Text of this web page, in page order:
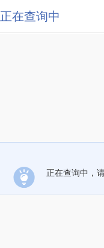
正在查询中
正在查询中，